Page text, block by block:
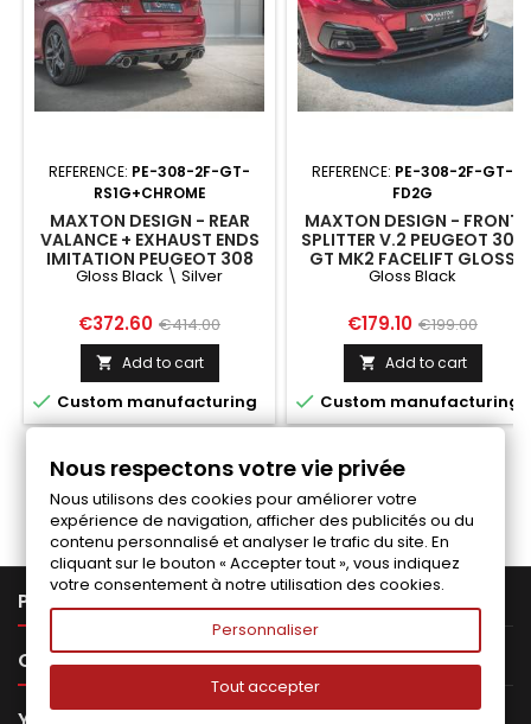
REFERENCE: PE-308-2F-GT-
RS1G+CHROME
MAXTON DESIGN - REAR
VALANCE + EXHAUST ENDS
IMITATION PEUGEOT 308
GT MK2 FACELIFT GLOSS
Gloss Black \ Silver
Price
€372.60 Regular
price
€414.00
 Add to cart
 Custom manufacturing
REFERENCE: PE-308-2F-GT-
FD2G
MAXTON DESIGN - FRONT
SPLITTER V.2 PEUGEOT 308
GT MK2 FACELIFT GLOSS
BLACK
Gloss Black
Price
€179.10 Regular
price
€199.00
 Add to cart
 Custom manufacturing
Follow us on Facebook
PRODUCTS
OUR COMPANY 
Nous respectons votre vie privée
Nous utilisons des cookies pour améliorer votre
expérience de navigation, afficher des publicités ou du
contenu personnalisé et analyser le trafic du site. En
cliquant sur le bouton « Accepter tout », vous indiquez
votre consentement à notre utilisation des cookies.
Personnaliser
Tout accepter